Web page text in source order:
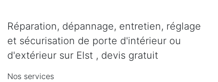
Réparation, dépannage, entretien, réglage
et sécurisation de porte d'intérieur ou
d'extérieur sur Elst , devis gratuit
Nos services